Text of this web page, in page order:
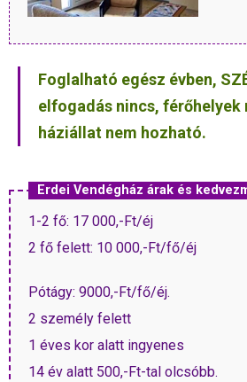
Foglalható egész évben,
elfogadás nincs, férőhelyek
háziállat nem hozható.
Erdei Vendégház árak és
1-2 fő: 17 000,-Ft/éj
2 fő felett: 10 000,-Ft/fő/éj
Pótágy: 9000,-Ft/fő/éj.
2 személy felett
1 éves kor alatt ingyenes
14 év alatt 500,-Ft-tal olcsóbb.